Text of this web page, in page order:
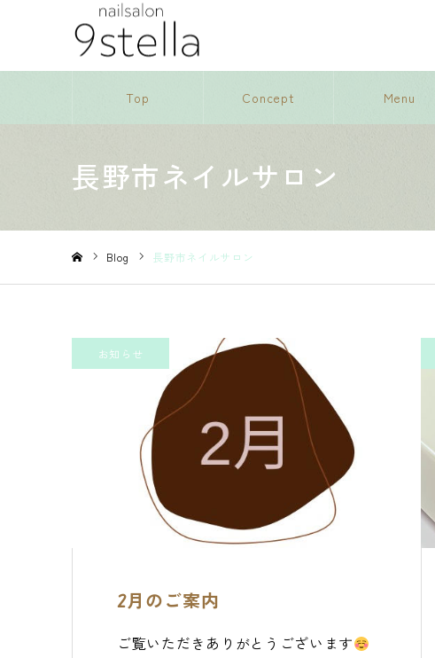
Top Concept Menu
長野市ネイルサロン
Blog 長野市ネイルサロン
お知らせ
2月のご案内
ご覧いただきありがとうございます